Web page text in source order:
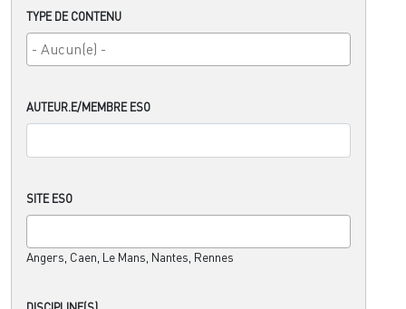
TYPE DE CONTENU
AUTEUR.E/MEMBRE ESO
SITE ESO
Angers, Caen, Le Mans, Nantes, Rennes